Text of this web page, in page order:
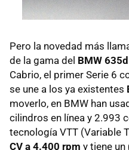
Pero la novedad más
de la gama del BMW 635d
Cabrio, el primer Serie 6
se une a los ya existentes
moverlo, en BMW han
cilindros en línea y 2.993
tecnología VTT (Variable
CV a 4.400 rpm y tiene